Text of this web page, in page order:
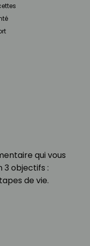
qui vous
3 objectifs :
de vie.